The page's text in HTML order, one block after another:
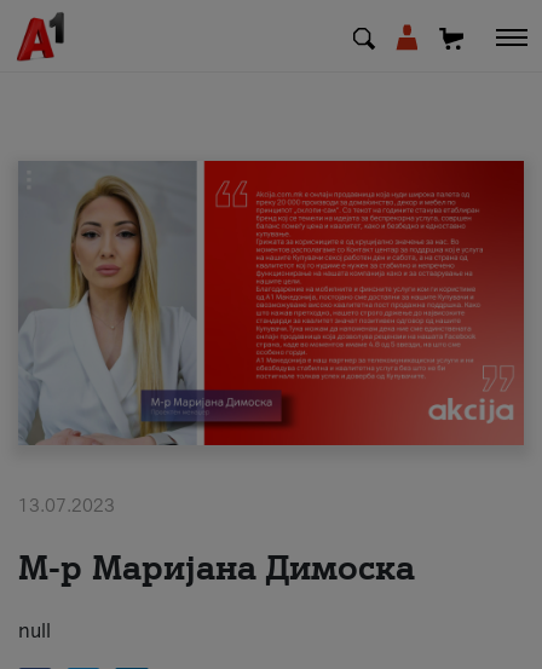
EN SQ
Приватни Деловни
Поддршка
За нас
#ПодобарОнлајн
13.07.2023
М-р Маријана Димоска
null